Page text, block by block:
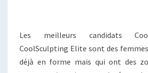
Les meilleurs candidats
CoolSculpting Elite sont des
déjà en forme mais qui ont des